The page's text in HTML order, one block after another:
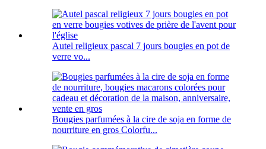
Autel religieux pascal 7 jours bougies en pot de
verre vo...
Bougies parfumées à la cire de soja en forme de
nourriture en gros Colorfu...